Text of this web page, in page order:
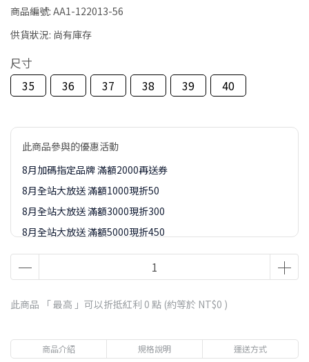
商品編號: AA1-122013-56
供貨狀況: 尚有庫存
尺寸
35
36 37 38 39 40
此商品參與的優惠活動
8月加碼指定品牌 滿額2000再送券
8月全站大放送 滿額1000現折50
8月全站大放送 滿額3000現折300
8月全站大放送 滿額5000現折450
8月全站大放送 滿額8000現折888
此商品 「 最高 」可以折抵紅利 0 點 (約等於 NT$0 )
商品介紹 規格說明 運送方式